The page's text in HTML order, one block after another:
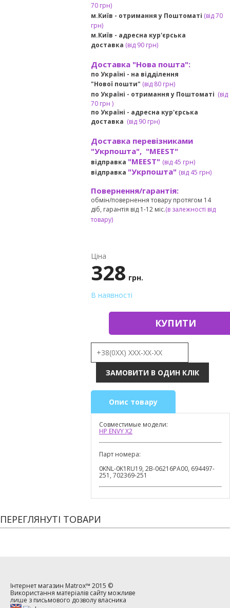
70 грн)
м.Київ - отримання у Поштоматі (від 70
грн)
м.Київ - адресна кур'єрська
доставка (від90 грн)
Доставка "Нова пошта":
по Україні - на відділення
"Нової пошти" (від 80 грн)
по Україні - отримання у Поштоматі (від
70 грн )
по Україні - адресна кур'єрська
доставка (від90 грн)
Доставка перевізниками
"Укрпошта", "MEEST"
відправка "MEEST" (від 45 грн)
відправка "Укрпошта" (від 45 грн)
Повернення/гарантія:
обмін/повернення товару протягом 14
діб, гарантія від 1-12 міс.(в залежності від
товару)
Ціна
328 грн.
В наявності
КУПИТИ
Опис товару
Совместимые модели:
HP ENVY X2
Парт номера:
0KNL-0K1RU19, 2B-06216PA00, 694497-
251, 702369-251
ПЕРЕГЛЯНУТІ ТОВАРИ
Інтернет магазин Matrox™ 2015 ©
Використання матеріалів сайту можливе
лише з письмового дозволу власника